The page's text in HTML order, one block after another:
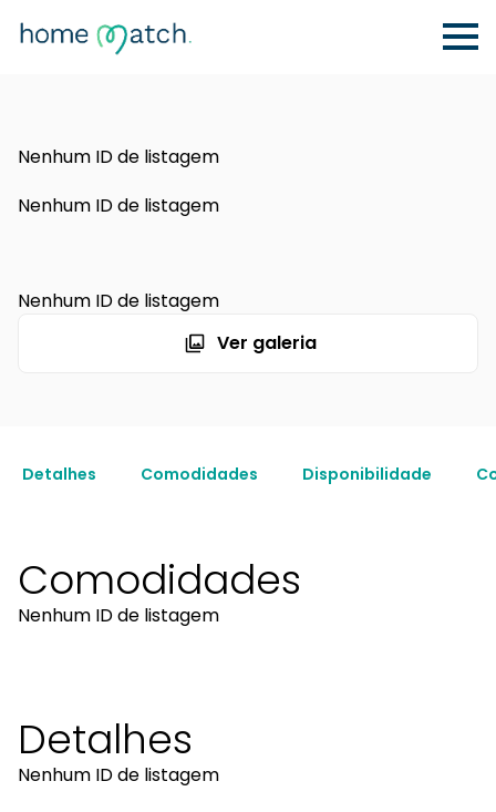
Nenhum ID de listagem
Nenhum ID de listagem
Nenhum ID de listagem
Ver galeria
Detalhes Comodidades Disponibilidade
Comodidades
Nenhum ID de listagem
Detalhes
Nenhum ID de listagem